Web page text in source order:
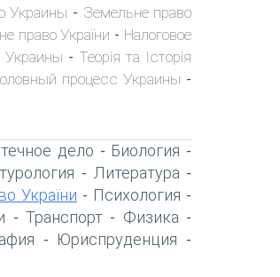
Украины - Земельне право
право України - Налоговое
Украины - Теорія та Історія
процесс Украины -
дело - Биология -
- Литература -
України - Психология -
- Транспорт- Физика -
- Юриспруденция -